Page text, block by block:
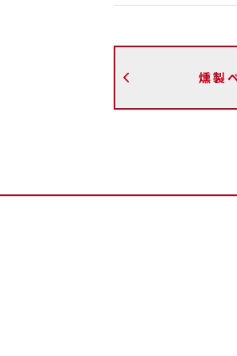
燻製